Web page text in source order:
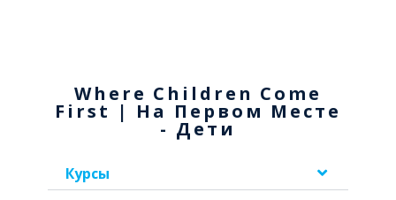
Where Children Come
First | На Первом Месте
- Дети
Курсы